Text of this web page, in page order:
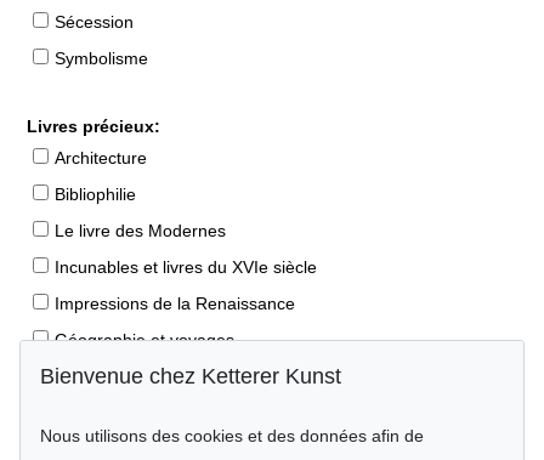
Sécession
Symbolisme
Livres précieux:
Architecture
Bibliophilie
Le livre des Modernes
Incunables et livres du XVIe siècle
Impressions de la Renaissance
Géographie et voyages
Éditions princeps
Bienvenue chez Ketterer Kunst
Nous utilisons des cookies et des données afin de